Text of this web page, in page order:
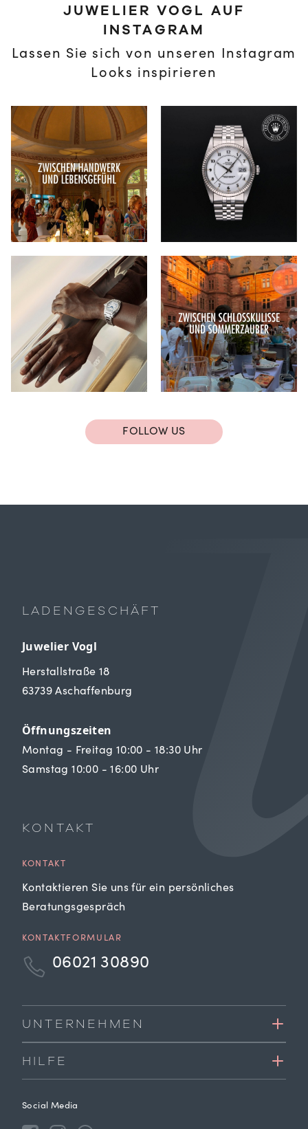
JUWELIER VOGL AUF
INSTAGRAM
Lassen Sie sich von unseren Instagram
Looks inspirieren
FOLLOW US
LADENGESCHÄFT
Juwelier Vogl
Herstallstraße 18
63739 Aschaffenburg
Öffnungszeiten
Montag - Freitag 10:00 - 18:30 Uhr
Samstag 10:00 - 16:00 Uhr
KONTAKT
KONTAKT
Kontaktieren Sie uns für ein persönliches
Beratungsgespräch
KONTAKTFORMULAR
06021 30890
UNTERNEHMEN
HILFE
Social Media